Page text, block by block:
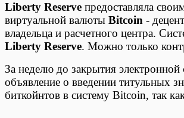
Liberty Reserve предоставляла
виртуальной валюты Bitcoin -
владельца и расчетного центра.
Liberty Reserve. Можно только
За неделю до закрытия электронной
объявление о введении титульных
биткойнтов в систему Bitcoin, так